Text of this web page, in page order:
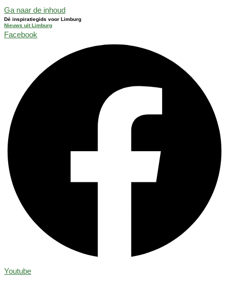
Ga naar de inhoud
Dé inspiratiegids voor Limburg
Nieuws uit Limburg
Facebook
Youtube